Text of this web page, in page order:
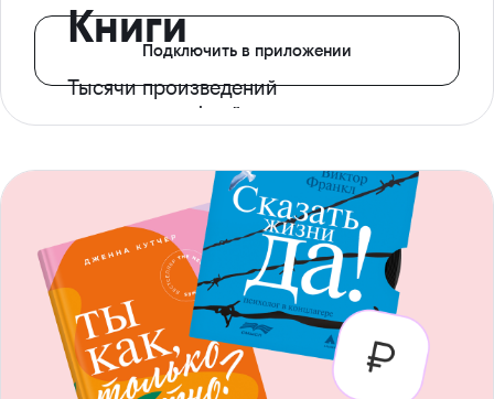
Книги
Тысячи произведений
с доступом офлайн
Подключить в приложении